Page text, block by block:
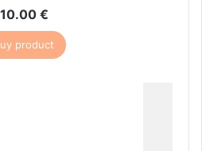
10.00 €
product